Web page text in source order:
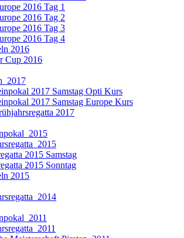
2016 Tag 1
2016 Tag 2
2016 Tag 3
2016 Tag 4
2016
Cup 2016
2017 Samstag Opti Kurs
2017 Samstag Europe Kurs
2017
2015 Samstag
2015 Sonntag
2015